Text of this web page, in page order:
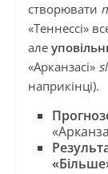
створювати
«Теннессі»
але
«Арканзасі»
наприкінці).